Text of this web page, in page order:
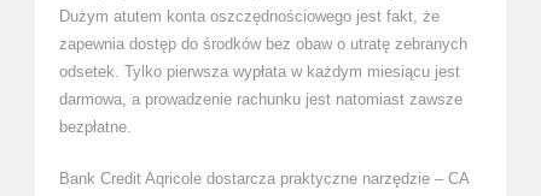
Dużym atutem konta oszczędnościowego jest fakt, że
zapewnia dostęp do środków bez obaw o utratę zebranych
odsetek. Tylko pierwsza wypłata w każdym miesiącu jest
darmowa, a prowadzenie rachunku jest natomiast zawsze
bezpłatne.
Bank Credit Aqricole dostarcza praktyczne narzędzie – CA